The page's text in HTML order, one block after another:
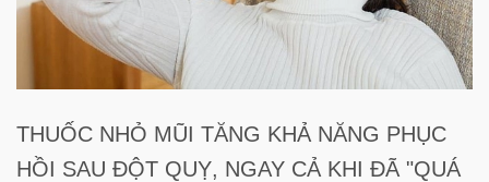
THUỐC NHỎ MŨI TĂNG KHẢ NĂNG PHỤC
HỒI SAU ĐỘT QUỴ, NGAY CẢ KHI ĐÃ "QUÁ